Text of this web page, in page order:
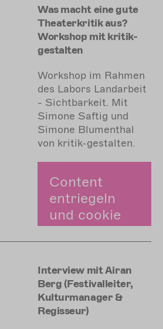
Was macht eine gute
Theaterkritik aus?
Workshop mit kritik-
gestalten
Workshop im Rahmen
des Labors Landarbeit
- Sichtbarkeit. Mit
Simone Saftig und
Simone Blumenthal
von kritik-gestalten.
Content
entriegeln
und cookie
zustimmen.
Zustimmen
Interview mit Airan
Berg (Festivalleiter,
Kulturmanager &
Regisseur)